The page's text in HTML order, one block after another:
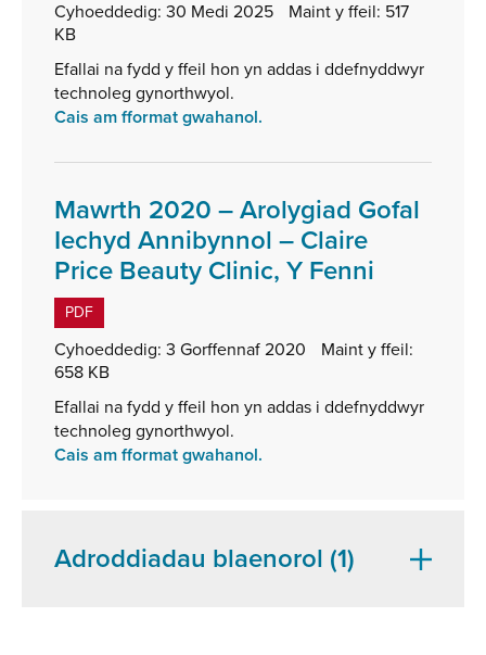
ffeil:
maint
Cyhoeddedig: 30 Medi 2025 Maint y ffeil: 517
KB
Efallai na fydd y ffeil hon yn addas i ddefnyddwyr
technoleg gynorthwyol.
Cais am fformat gwahanol.
Mawrth 2020 – Arolygiad Gofal
Iechyd Annibynnol – Claire
Price Beauty Clinic, Y Fenni
ffeil:
maint
PDF
Cyhoeddedig: 3 Gorffennaf 2020
Maint y ffeil:
658 KB
Efallai na fydd y ffeil hon yn addas i ddefnyddwyr
technoleg gynorthwyol.
Cais am fformat gwahanol.
Adroddiadau blaenorol (1)